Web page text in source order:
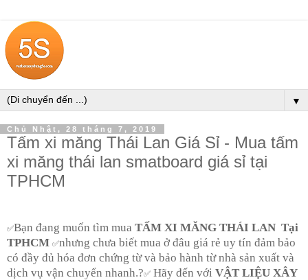
▼
Chủ Nhật, 28 tháng 7, 2019
Tấm xi măng Thái Lan Giá Sỉ - Mua tấm
xi măng thái lan smatboard giá sỉ tại
TPHCM
✅Bạn đang muốn tìm mua TẤM XI MĂNG THÁI LAN Tại
TPHCM ✅nhưng chưa biết mua ở đâu giá rẻ uy tín đảm bảo
có đầy đủ hóa đơn chứng từ và bảo hành từ nhà sản xuất và
dịch vụ vận chuyển nhanh.?✅ Hãy đến với VẬT LIỆU XÂY